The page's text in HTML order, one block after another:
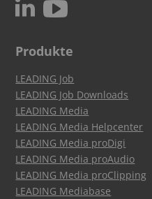
N c
Produkte
LEADING Job
LEADING Job Downloads
LEADING Media
LEADING Media Helpcenter
LEADING Media proDigi
LEADING Media proAudio
LEADING Media proClipping
LEADING Mediabase